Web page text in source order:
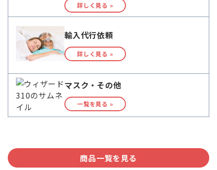
詳しく見る »
輸入代行依頼
詳しく見る »
マスク・その他
一覧を見る »
商品一覧を見る